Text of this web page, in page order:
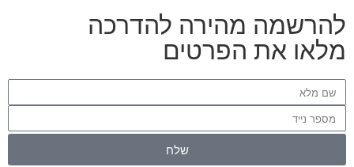
להרשמה מהירה להדרכה
מלאו את הפרטים
שלח